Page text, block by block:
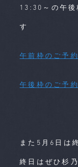
13:30～の午後
す
午前枠のご予
午後枠のご予
また5月6日は
終日はぜひ杉